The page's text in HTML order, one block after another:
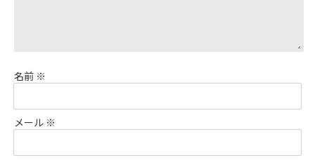
名前 ※
メール ※